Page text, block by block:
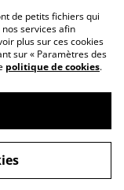
des cookies
by
de petits fichiers qui
services afin
plus sur ces cookies
sur « Paramètres des
politique de cookies.